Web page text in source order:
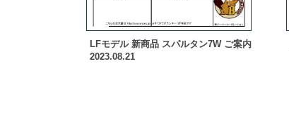
LFモデル 新商品 スパルタン7W ご案内
2023.08.21